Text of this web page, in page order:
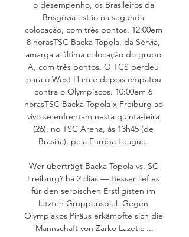
o desempenho, os Brasileiros da
Brisgóvia estão na segunda
colocação, com três pontos. 12:00em
8 horasTSC Backa Topola, da Sérvia,
amarga a última colocação do grupo
A, com três pontos. O TCS perdeu
para o West Ham e depois empatou
contra o Olympiacos. 10:00em 6
horasTSC Backa Topola x Freiburg ao
vivo se enfrentam nesta quinta-feira
(26), no TSC Arena, às 13h45 (de
Brasília), pela Europa League.
Wer überträgt Backa Topola vs. SC
Freiburg? há 2 dias — Besser lief es
für den serbischen Erstligisten im
letzten Gruppenspiel. Gegen
Olympiakos Piräus erkämpfte sich die
Mannschaft von Zarko Lazetic ...